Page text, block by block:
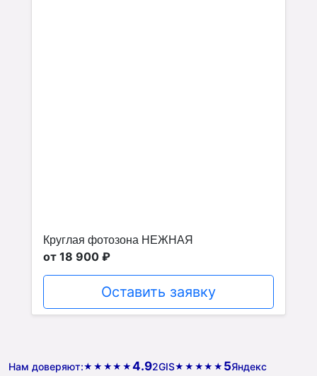
Круглая фотозона НЕЖНАЯ
от 18 900 ₽
Оставить заявку
Нам доверяют:★★★★★ 4.92GIS★★★★★ 5Яндекс